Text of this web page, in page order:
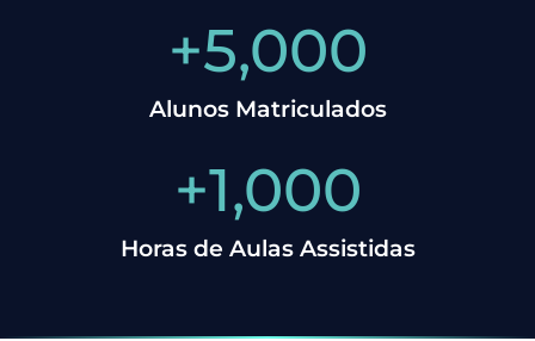
Alunos Matriculados
+5,000
Horas de Aulas Assistidas
+1,000